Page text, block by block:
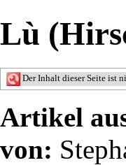
Lù
Der Inhalt dieser Seite ist
Artikel
von: